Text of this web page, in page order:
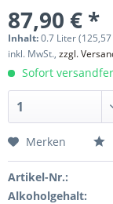
87,90 € *
Inhalt:0.7 Liter
inkl. MwSt., zzgl.
Sofort
Merken
Artikel-Nr.:
Alkoholgehalt: